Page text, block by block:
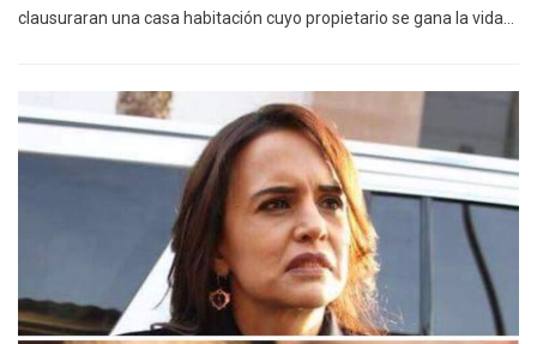
clausuraran una casa habitación cuyo propietario se gana la vida…